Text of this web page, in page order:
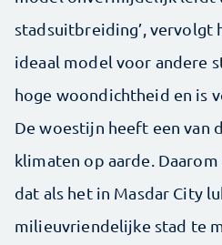
stadsuitbreiding’, vervolgt
ideaal model voor andere
hoge woondichtheid en is
De woestijn heeft een van
klimaten op aarde.
dat als het in Masdar City
milieuvriendelijke stad te